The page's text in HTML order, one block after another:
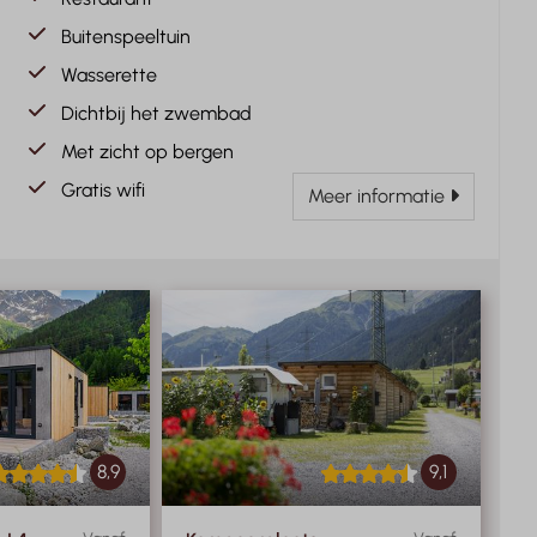
Buitenspeeltuin
Wasserette
Dichtbij het zwembad
Met zicht op bergen
Gratis wifi
Meer informatie
8,9 9,1